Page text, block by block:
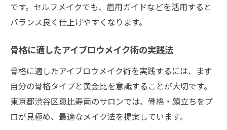
です。セルフメイクでも、眉用ガイドなどを活用すると
バランス良く仕上げやすくなります。
骨格に適したアイブロウメイク術の実践法
骨格に適したアイブロウメイク術を実践するには、まず
自分の骨格タイプと黄金比を意識することが大切です。
東京都渋谷区恵比寿南のサロンでは、骨格・顔立ちをプ
ロが見極め、最適なメイク法を提案しています。